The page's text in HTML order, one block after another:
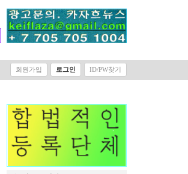
회원가입 로그인 ID/PW찾기